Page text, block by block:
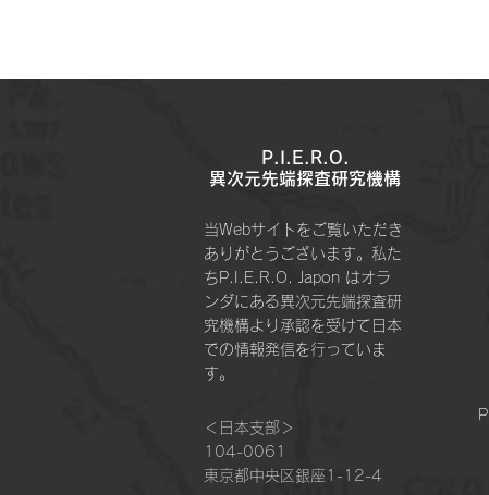
P.I.E.R.O.
​異次元先端探査研究機構
当Webサイトをご覧いただき
ありがとうございます。私た
ちP.I.E.R.O. Japon はオラ
ンダにある異次元先端探査研
究機構より承認を受けて日本
での情報発信を行っていま
す。
＜日本支部＞
104-0061
東京都中央区銀座1-12-4